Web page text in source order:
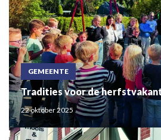
GEMEENTE
Tradities voor de
22 oktober 2025